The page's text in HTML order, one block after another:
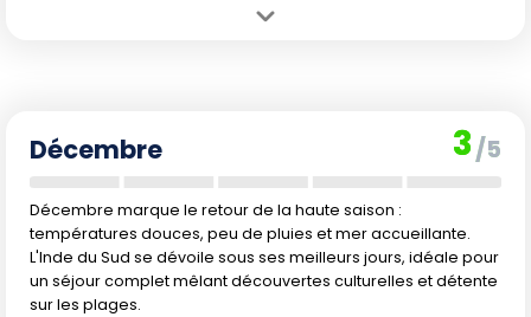
Décembre 3/5
Décembre marque le retour de la haute saison :
températures douces, peu de pluies et mer accueillante.
L'Inde du Sud se dévoile sous ses meilleurs jours, idéale pour
un séjour complet mêlant découvertes culturelles et détente
sur les plages.